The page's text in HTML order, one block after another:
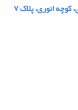
انوری، پلاک ۷